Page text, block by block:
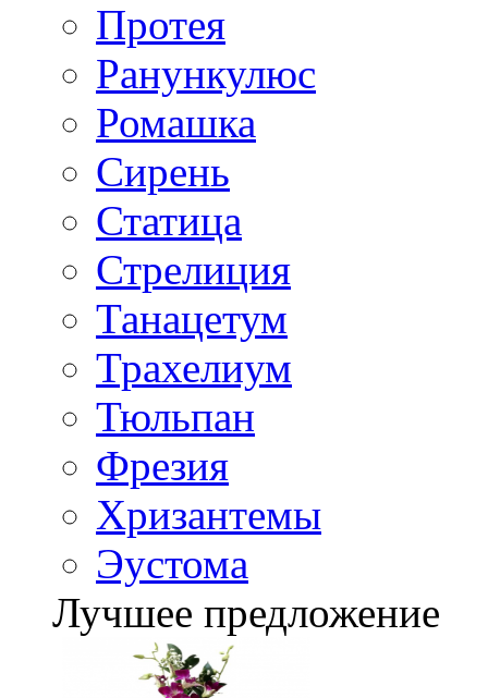
Протея
Ранункулюс
Ромашка
Сирень
Статица
Стрелиция
Танацетум
Трахелиум
Тюльпан
Фрезия
Хризантемы
Эустома
Лучшее предложение